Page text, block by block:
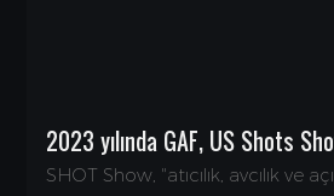
2023 yılında GAF, US Shots
SHOT Show, "atıcılık, avcılık ve